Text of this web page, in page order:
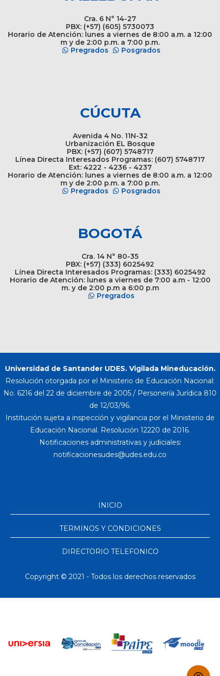
Cra. 6 N° 14-27
PBX: (+57) (605) 5730073
Horario de Atención: lunes a viernes de 8:00 a.m. a 12:00
m y de 2:00 p.m. a 7:00 p.m.
Pregrados
Posgrados
CÚCUTA
Avenida 4 No. 11N-32
Urbanización EL Bosque
PBX: (+57) (607) 5748717
Línea Directa Interesados Programas: (607) 5748717
Ext: 4222 - 4236 - 4237
Horario de Atención: lunes a viernes de 8:00 a.m. a 12:00
m y de 2:00 p.m. a 7:00 p.m.
Pregrados
Posgrados
BOGOTÁ
Cra. 14 N° 80-35
PBX: (+57) (333) 6025492
Línea Directa Interesados Programas: (333) 6025492
Horario de Atención: lunes a viernes de 7:00 a.m - 12:00
m. y de 2:00 p.m a 6:00 p.m
Pregrados
Universidad de Santander UDES. Vigilada Mineducación.
Resolución otorgada por el Ministerio de Educación Nacional:
No. 6216 del 22 de diciembre de 2005 / Personería Jurídica 810
de 12/03/96.
Institución sujeta a inspección y vigilancia por el Ministerio de
Educación Nacional. Resolución 12220 de 2016.
Notificaciones administrativas y judiciales:
INICIO
TERMINOS Y CONDICIONES
DIRECTORIO TELEFONICO
Copyright © 2021 - Todos los derechos reservados